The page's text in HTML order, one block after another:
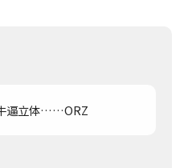
逼立体……ORZ